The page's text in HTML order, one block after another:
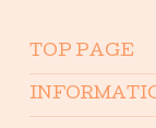
TOP PAGE